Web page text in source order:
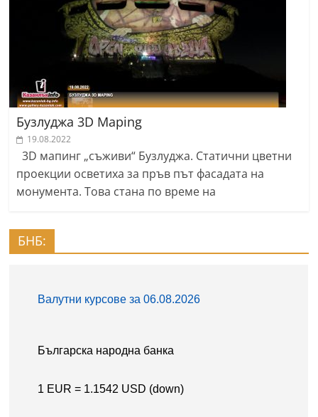
Бузлуджа 3D Maping
19.08.2022
3D мапинг „съживи“ Бузлуджа. Статични цветни
проекции осветиха за пръв път фасадата на
монумента. Това стана по време на
БНБ: